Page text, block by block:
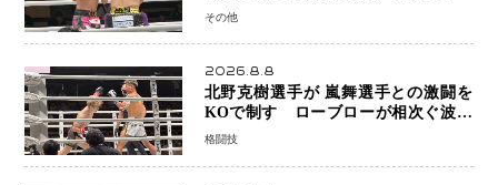
と正確な打撃で判定勝利
その他
2026.8.8
北野克樹選手が 嵐舞選手との激闘を
KOで制す ローブローが相次ぐ波乱
の展開…涙の勝利「生まれてくる娘の
格闘技